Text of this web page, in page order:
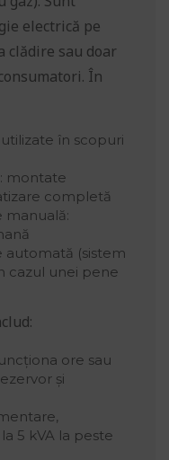
electrică pe
clădire sau doar
În
în scopuri
montate
completă
manuală:
(sistem
cazul unei pene
ore sau
și
5 kVA la peste